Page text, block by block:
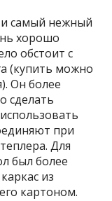
самый нежный
хорошо
обстоит с
(купить можно
Он более
сделать
при
Для
был более
из
картоном.